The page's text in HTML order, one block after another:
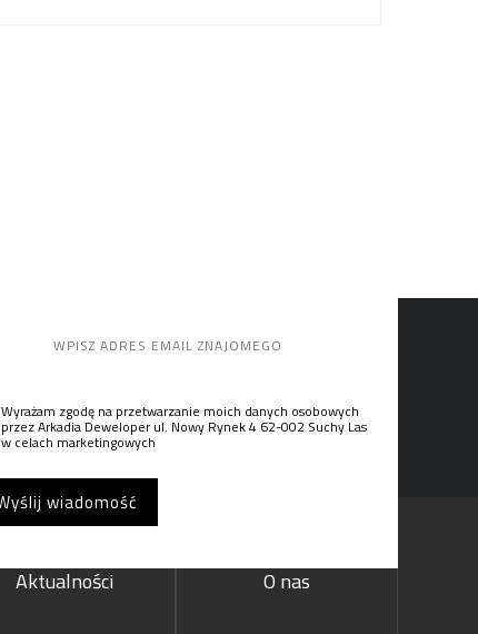
Wyrażam zgodę na przetwarzanie moich danych osobowych
przez Arkadia Deweloper ul. Nowy Rynek 4 62-002 Suchy Las
w celach marketingowych
Aktualności O nas